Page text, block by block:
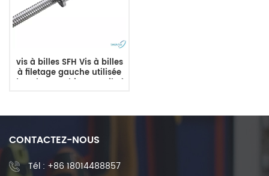
vis à billes SFH Vis à billes
à filetage gauche utilisée
dans les machines-outils à
CONTACTEZ-NOUS
Tél : +86 18014488857